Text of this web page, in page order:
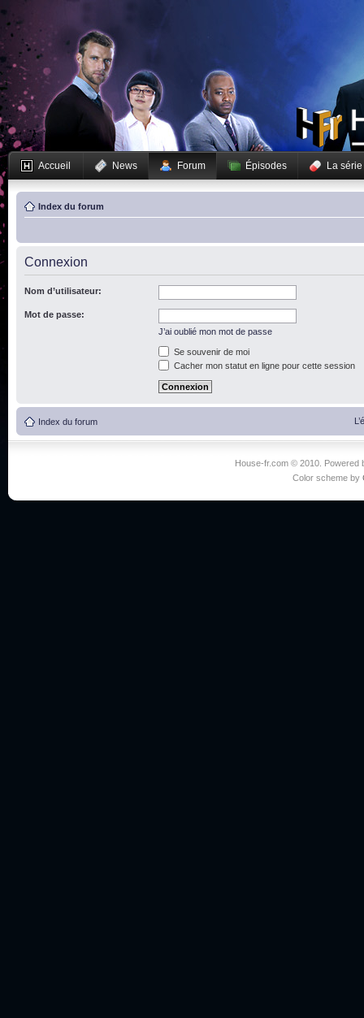
Accueil News Forum Épisodes La série
Index du forum
Connexion
Nom d’utilisateur:
Mot de passe:
J’ai oublié mon mot de passe
Se souvenir de moi
Cacher mon statut en ligne pour cette session
Index du forum
House-fr.com © 2010. Powered
Color scheme by